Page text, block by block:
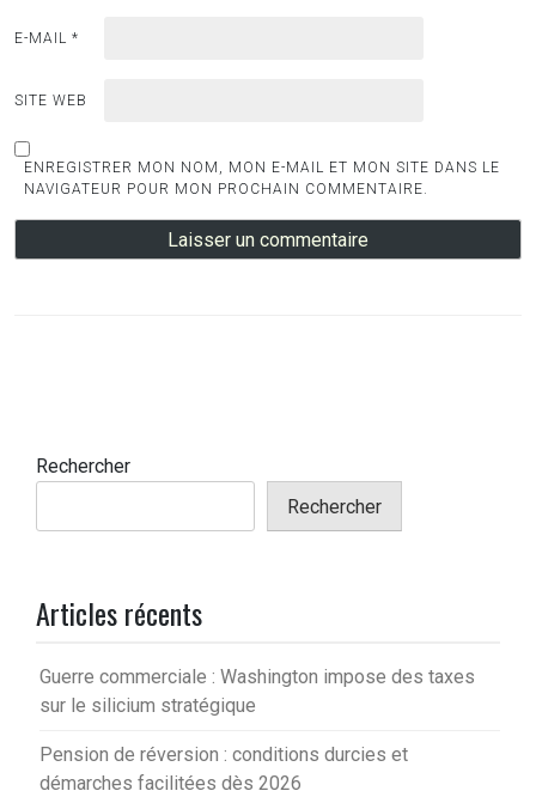
E-MAIL *
SITE WEB
ENREGISTRER MON NOM, MON E-MAIL ET MON SITE DANS LE
NAVIGATEUR POUR MON PROCHAIN COMMENTAIRE.
Rechercher
Rechercher
Articles récents
Guerre commerciale : Washington impose des taxes
sur le silicium stratégique
Pension de réversion : conditions durcies et
démarches facilitées dès 2026